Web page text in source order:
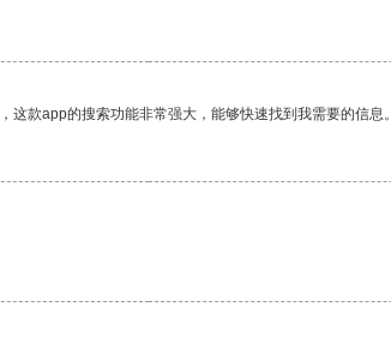
款app的搜索功能非常强大，能够快速找到我需要的信息。